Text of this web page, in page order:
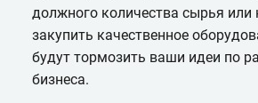
должного количества сырья или
закупить качественное
будут тормозить ваши идеи по
бизнеса.